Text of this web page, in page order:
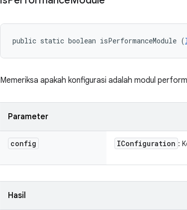
public static boolean isPerformanceModule (
Memeriksa apakah konfigurasi adalah modul
Parameter
config IConfiguration :
Hasil